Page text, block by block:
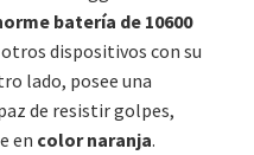
batería de 10600
dispositivos con su
lado, posee una
de resistir golpes,
en color naranja.